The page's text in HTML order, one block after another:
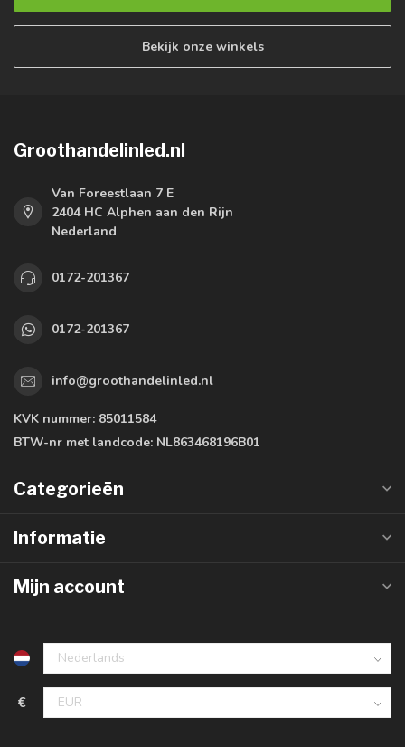
Bekijk onze winkels
Groothandelinled.nl
Van Foreestlaan 7 E
2404 HC Alphen aan den Rijn
Nederland
0172-201367
0172-201367
info@groothandelinled.nl
KVK nummer: 85011584
BTW-nr met landcode: NL863468196B01
Categorieën
Informatie
Mijn account
€